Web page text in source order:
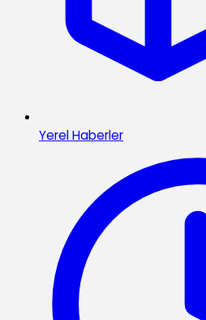
Yerel Haberler